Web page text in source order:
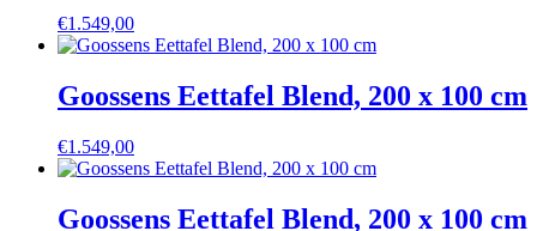
€1.549,00
Goossens Eettafel Blend, 200 x 100 cm
€1.549,00
Goossens Eettafel Blend, 200 x 100 cm